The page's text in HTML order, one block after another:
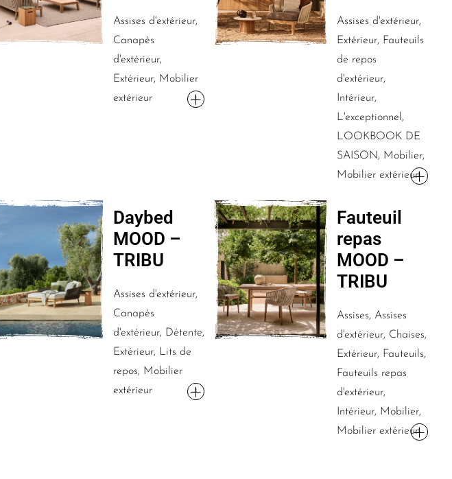
Assises d'extérieur,
Canapés
d'extérieur,
Extérieur, Mobilier
extérieur
Assises d'extérieur,
Extérieur, Fauteuils
de repos
d'extérieur,
Intérieur,
L'exceptionnel,
LOOKBOOK DE
SAISON, Mobilier,
Mobilier extérieur
Daybed
MOOD –
TRIBU
Assises d'extérieur,
Canapés
d'extérieur, Détente,
Extérieur, Lits de
repos, Mobilier
extérieur
Fauteuil
repas
MOOD –
TRIBU
Assises, Assises
d'extérieur, Chaises,
Extérieur, Fauteuils,
Fauteuils repas
d'extérieur,
Intérieur, Mobilier,
Mobilier extérieur